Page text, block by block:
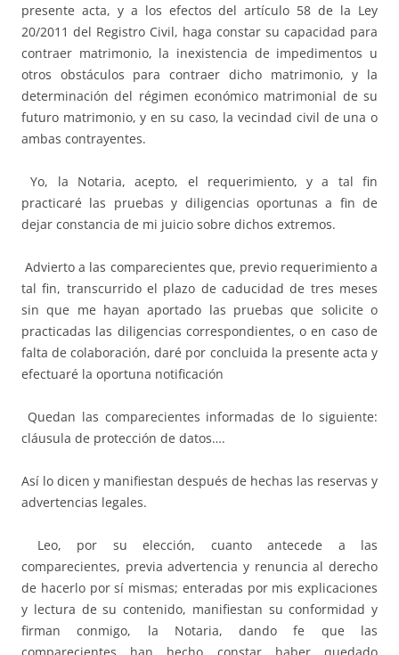
presente acta, y a los efectos del artículo 58 de la Ley
20/2011 del Registro Civil, haga constar su capacidad para
contraer matrimonio, la inexistencia de impedimentos u
otros obstáculos para contraer dicho matrimonio, y la
determinación del régimen económico matrimonial de su
futuro matrimonio, y en su caso, la vecindad civil de una o
ambas contrayentes.
Yo, la Notaria, acepto, el requerimiento, y a tal fin
practicaré las pruebas y diligencias oportunas a fin de
dejar constancia de mi juicio sobre dichos extremos.
Advierto a las comparecientes que, previo requerimiento a
tal fin, transcurrido el plazo de caducidad de tres meses
sin que me hayan aportado las pruebas que solicite o
practicadas las diligencias correspondientes, o en caso de
falta de colaboración, daré por concluida la presente acta y
efectuaré la oportuna notificación
Quedan las comparecientes informadas de lo siguiente:
cláusula de protección de datos….
Así lo dicen y manifiestan después de hechas las reservas y
advertencias legales.
Leo, por su elección, cuanto antecede a las
comparecientes, previa advertencia y renuncia al derecho
de hacerlo por sí mismas; enteradas por mis explicaciones
y lectura de su contenido, manifiestan su conformidad y
firman conmigo, la Notaria, dando fe que las